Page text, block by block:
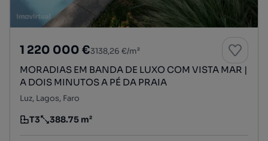
1 220 000 €3138,26 €/m²
MORADIAS EM BANDA DE LUXO COM VISTA MAR |
A DOIS MINUTOS A PÉ DA PRAIA
Luz, Lagos, Faro
Tipologia
T3
Preço por metro quadrado
388.75 m²